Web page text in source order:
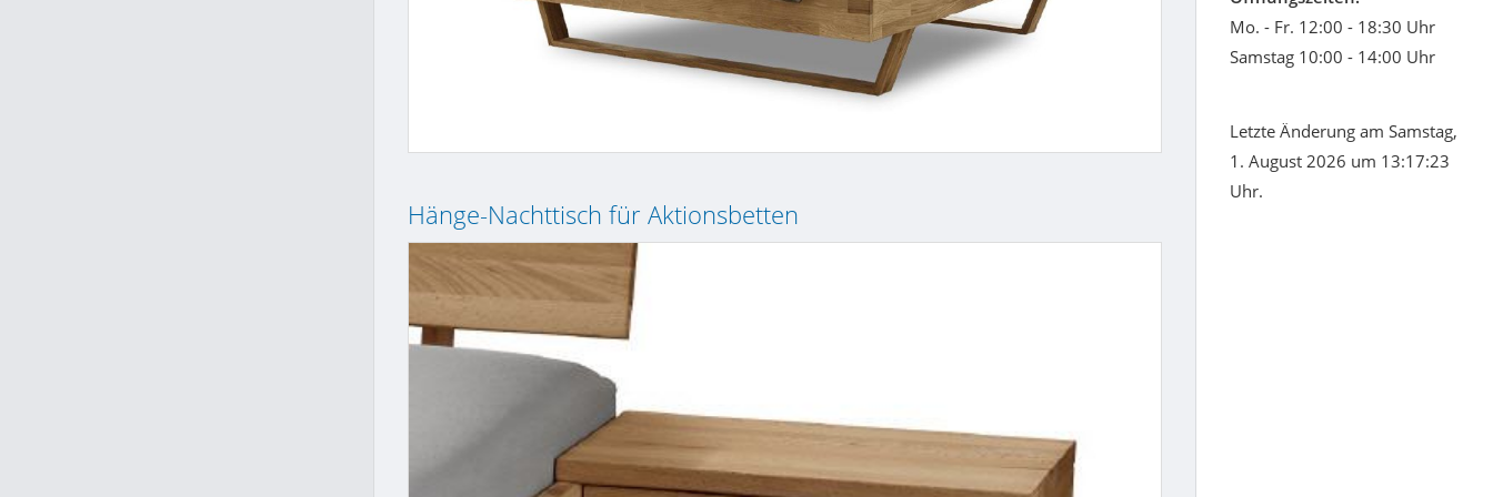
Hänge-Nachttisch für Aktionsbetten
Mo. - Fr. 12:00 - 18:30 Uhr
Samstag 10:00 - 14:00 Uhr
Letzte Änderung am Samstag,
1. August 2026 um 13:17:23
Uhr.